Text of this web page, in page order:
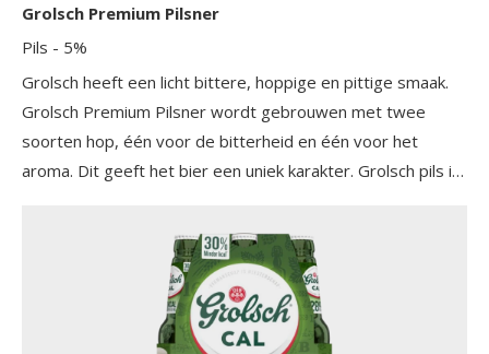
Grolsch Premium Pilsner
Pils - 5%
Grolsch heeft een licht bittere, hoppige en pittige smaak.
Grolsch Premium Pilsner wordt gebrouwen met twee
soorten hop, één voor de bitterheid en één voor het
aroma. Dit geeft het bier een uniek karakter. Grolsch pils is